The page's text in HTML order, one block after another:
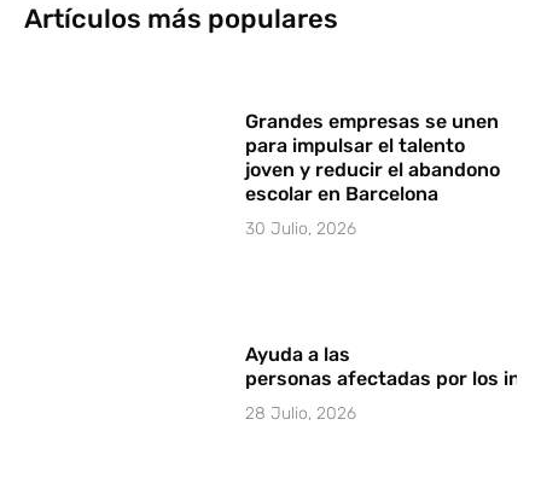
Artículos más populares
Grandes empresas se unen
para impulsar el talento
joven y reducir el abandono
escolar en Barcelona
30 Julio, 2026
Ayuda a las
personas afectadas por los
28 Julio, 2026